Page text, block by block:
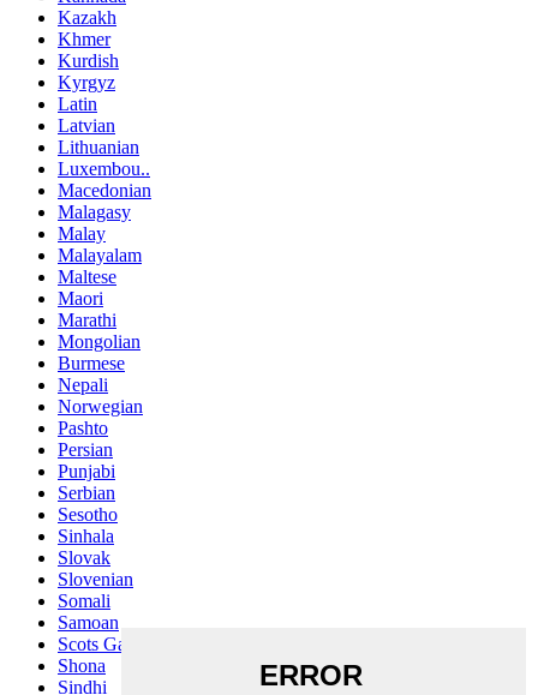
Kazakh
Khmer
Kurdish
Kyrgyz
Latin
Latvian
Lithuanian
Luxembou..
Macedonian
Malagasy
Malay
Malayalam
Maltese
Maori
Marathi
Mongolian
Burmese
Nepali
Norwegian
Pashto
Persian
Punjabi
Serbian
Sesotho
Sinhala
Slovak
Slovenian
Somali
Samoan
Scots Gaelic
Shona
Sindhi